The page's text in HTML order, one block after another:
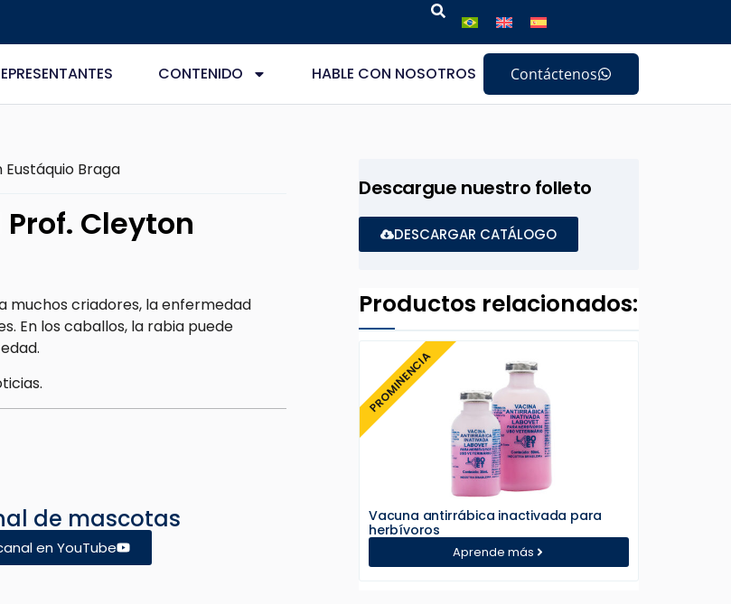
CONTENIDO HABLE CON NOSOTROS Contáctenos
Eustáquio Braga
Prof. Cleyton
muchos criadores, la enfermedad
En los caballos, la rabia puede
de mascotas
en YouTube
Descargue nuestro folleto
DESCARGAR CATÁLOGO
Productos relacionados:
PROMINENCIA
Aprende más
Vacuna antirrábica inactivada para
herbívoros